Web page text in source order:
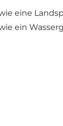
eine
ein